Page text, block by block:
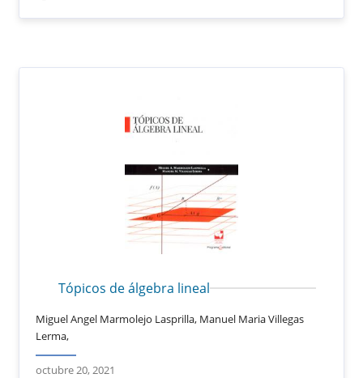
Tópicos de álgebra lineal
Miguel Angel Marmolejo Lasprilla, Manuel Maria Villegas
Lerma,
octubre 20, 2021